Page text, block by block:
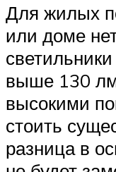
Для жилых
или доме
выше 130
высокими
стоить
разница в